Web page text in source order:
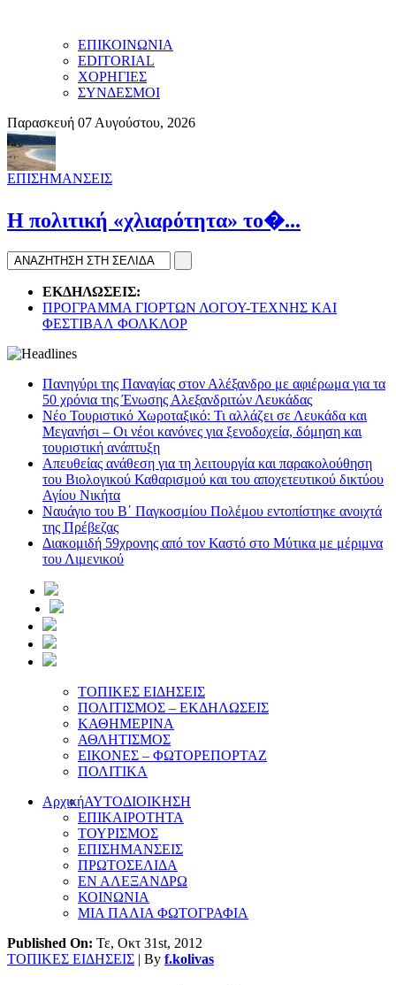
ΕΠΙΚΟΙΝΩΝΙΑ
EDITORIAL
ΧΟΡΗΓΙΕΣ
ΣΥΝΔΕΣΜΟΙ
Παρασκευή 07 Αυγούστου, 2026
ΕΠΙΣΗΜΑΝΣΕΙΣ
H πολιτική «χλιαρότητα» το�...
ΕΚΔΗΛΩΣΕΙΣ:
ΠΡΟΓΡΑΜΜΑ ΓΙΟΡΤΩΝ ΛΟΓΟΥ-ΤΕΧΝΗΣ ΚΑΙ
ΦΕΣΤΙΒΑΛ ΦΟΛΚΛΟΡ
Πανηγύρι της Παναγίας στον Αλέξανδρο με αφιέρωμα για τα
50 χρόνια της Ένωσης Αλεξανδριτών Λευκάδας
Νέο Τουριστικό Χωροταξικό: Τι αλλάζει σε Λευκάδα και
Μεγανήσι – Οι νέοι κανόνες για ξενοδοχεία, δόμηση και
τουριστική ανάπτυξη
Απευθείας ανάθεση για τη λειτουργία και παρακολούθηση
του Βιολογικού Καθαρισμού και του αποχετευτικού δικτύου
Αγίου Νικήτα
Ναυάγιο του Β΄ Παγκοσμίου Πολέμου εντοπίστηκε ανοιχτά
της Πρέβεζας
Διακομιδή 59χρονης από τον Καστό στο Μύτικα με μέριμνα
του Λιμενικού
ΤΟΠΙΚΕΣ ΕΙΔΗΣΕΙΣ
ΠΟΛΙΤΙΣΜΟΣ – ΕΚΔΗΛΩΣΕΙΣ
ΚΑΘΗΜΕΡΙΝΑ
ΑΘΛΗΤΙΣΜΟΣ
ΕΙΚΟΝΕΣ – ΦΩΤΟΡΕΠΟΡΤΑΖ
ΠΟΛΙΤΙΚΑ
ΑρχικήΑΥΤΟΔΙΟΙΚΗΣΗ
ΕΠΙΚΑΙΡΟΤΗΤΑ
ΤΟΥΡΙΣΜΟΣ
ΕΠΙΣΗΜΑΝΣΕΙΣ
ΠΡΩΤΟΣΕΛΙΔΑ
ΕΝ ΑΛΕΞΑΝΔΡΩ
ΚΟΙΝΩΝΙΑ
ΜΙΑ ΠΑΛΙΑ ΦΩΤΟΓΡΑΦΙΑ
Published On: Τε, Οκτ 31st, 2012
ΤΟΠΙΚΕΣ ΕΙΔΗΣΕΙΣ | By f.kolivas